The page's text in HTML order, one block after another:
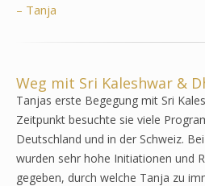
– Tanja
Weg mit Sri Kaleshwar &
Tanjas erste Begegung mit Sri
Zeitpunkt besuchte sie viele
Deutschland und in der Schweiz.
wurden sehr hohe Initiationen und
gegeben, durch welche Tanja zu